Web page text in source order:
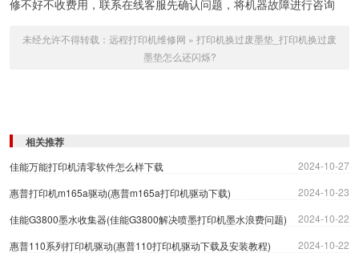
修不好不收费用，联系在线客服先确认问题，将机器故障进行咨询
未经允许不得转载： 远程打印机维修网 » 打印机换过废墨垫_打印机换过废
墨垫怎么还闪烁?
相关推荐
佳能万能打印机清零软件怎么样下载
2024-10-27
惠普打印机m165a驱动(惠普m165a打印机驱动下载)
2024-10-23
佳能G3800墨水收集器(佳能G3800解决喷墨打印机墨水浪费问题)
2024-10-22
惠普110系列打印机驱动(惠普110打印机驱动下载及安装教程)
2024-10-22